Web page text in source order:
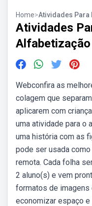
Home>Atividades Para
Atividades
Alfabetização
Webconfira as
colagem que
aplicarem com
uma atividade para o
uma história com as
pode ser usada
remota. Cada folha
2 aluno(s) e vem
formatos de
economizar espaço